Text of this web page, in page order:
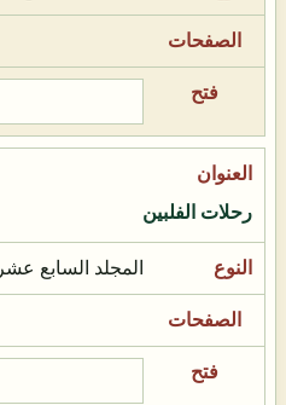
رحلات الفلبين
المجلد السابع عشر